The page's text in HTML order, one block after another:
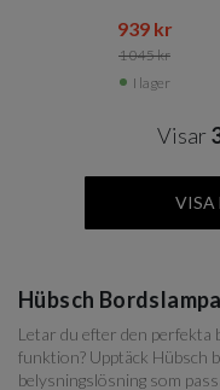
939 kr​​
1 045 kr​​
I lager
Visar
VISA
Hübsch
Letar du efter den perfekta
funktion? Upptäck Hübsch
belysningslösning som